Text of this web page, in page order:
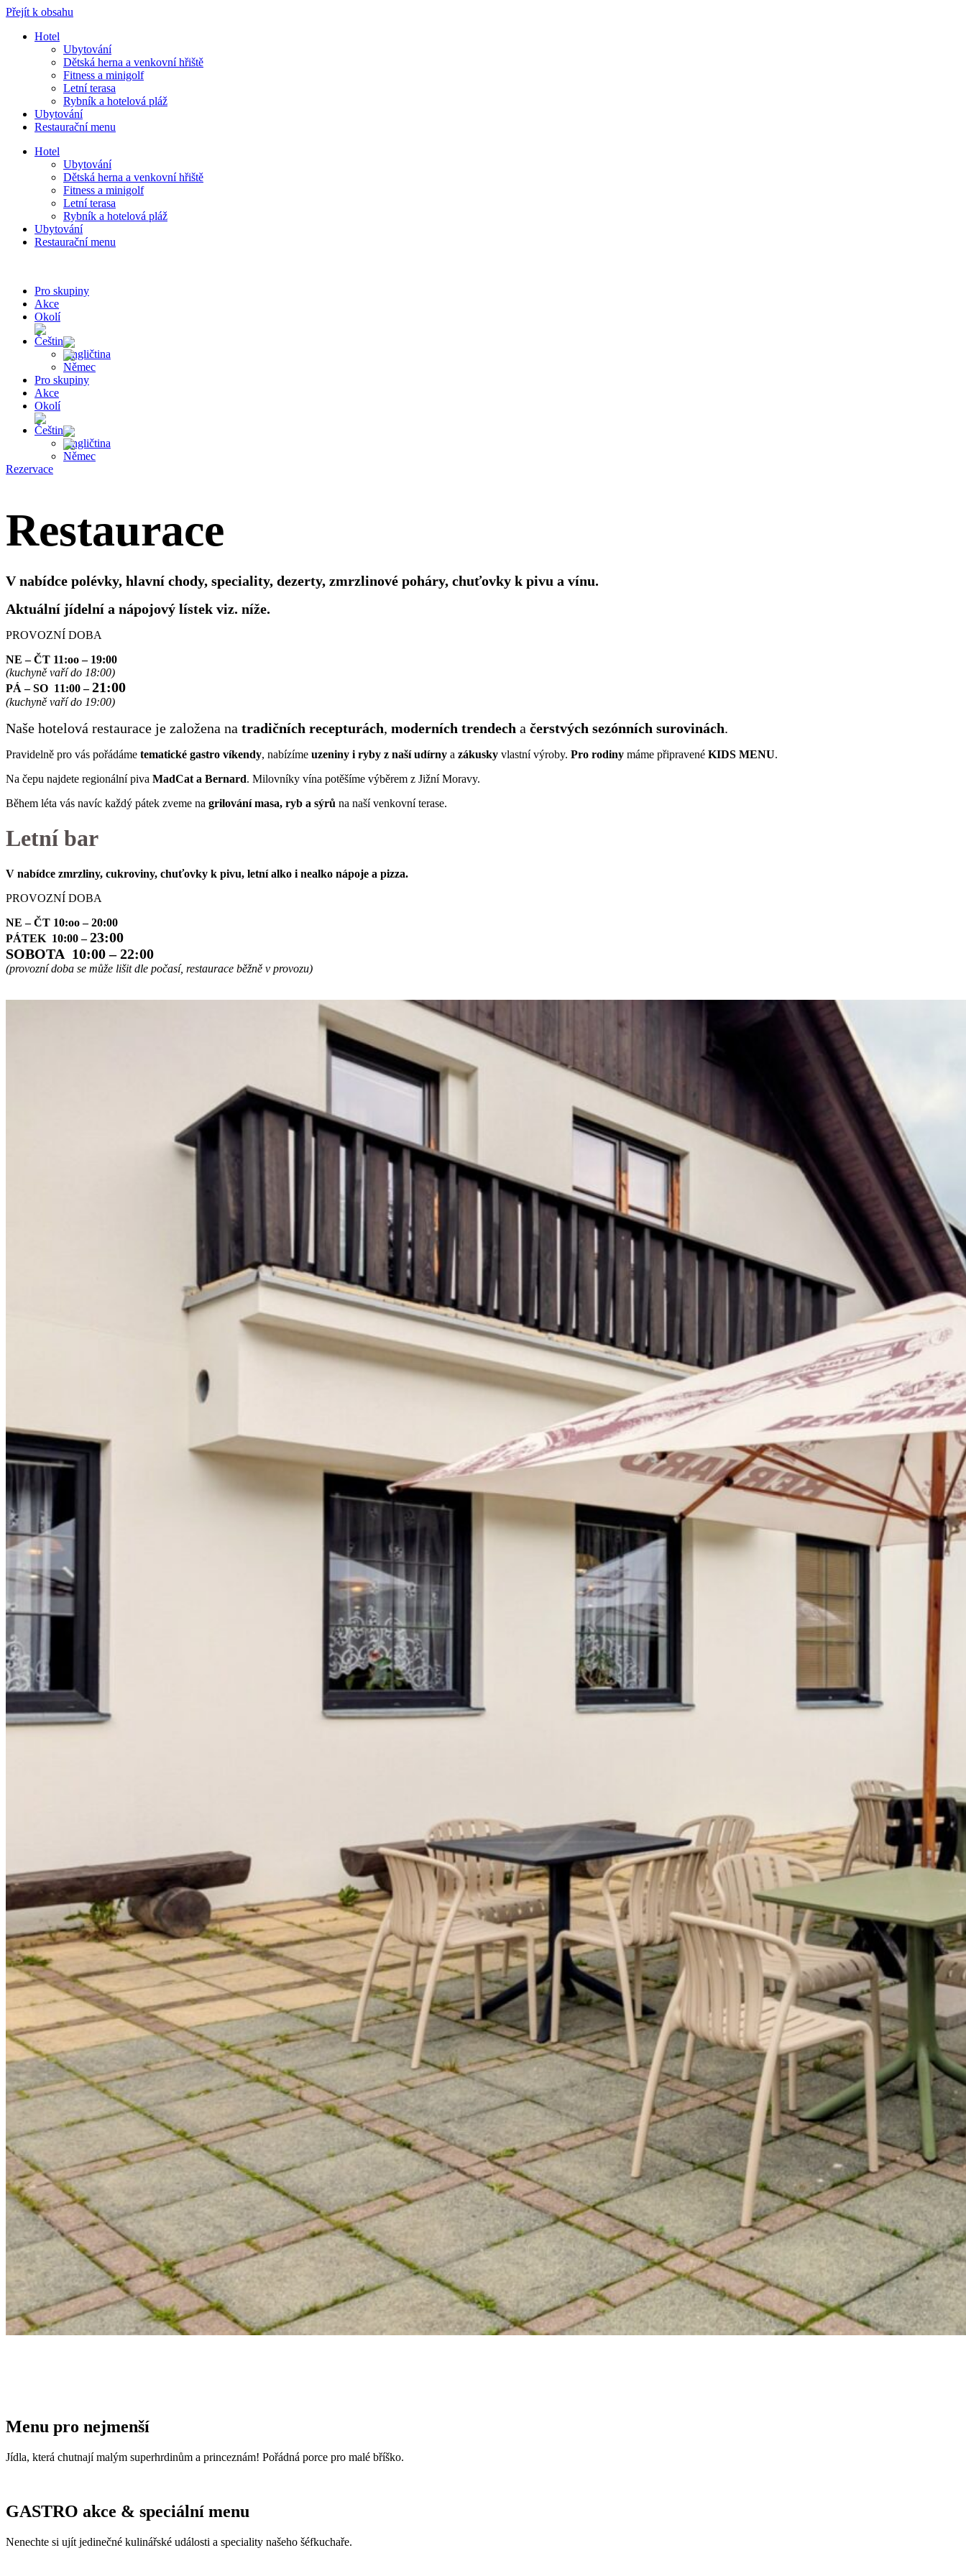
Přejít k obsahu
Hotel
Ubytování
Dětská herna a venkovní hřiště
Fitness a minigolf
Letní terasa
Rybník a hotelová pláž
Ubytování
Restaurační menu
Hotel
Ubytování
Dětská herna a venkovní hřiště
Fitness a minigolf
Letní terasa
Rybník a hotelová pláž
Ubytování
Restaurační menu
Pro skupiny
Akce
Okolí
Pro skupiny
Akce
Okolí
Rezervace
Restaurace
V nabídce polévky, hlavní chody, speciality, dezerty, zmrzlinové poháry, chuťovky k pivu a vínu.
Aktuální jídelní a nápojový lístek viz. níže.
PROVOZNÍ DOBA
NE – ČT 11:oo – 19:00
(kuchyně vaří do 18:00)
PÁ – SO 11:00 –21:00
(kuchyně vaří do 19:00)
Naše hotelová restaurace je založena na tradičních recepturách, moderních trendech a čerstvých sezónních surovinách.
Pravidelně pro vás pořádáme tematické gastro víkendy, nabízíme uzeniny i ryby z naší udírny a zákusky vlastní výroby. Pro rodiny máme připravené KIDS MENU.
Na čepu najdete regionální piva MadCat a Bernard. Milovníky vína potěšíme výběrem z Jižní Moravy.
Během léta vás navíc každý pátek zveme na grilování masa, ryb a sýrů na naší venkovní terase.
Letní bar
V nabídce zmrzliny, cukroviny, chuťovky k pivu, letní alko i nealko nápoje a pizza.
PROVOZNÍ DOBA
NE – ČT 10:oo – 20:00
PÁTEK 10:00 –23:00
SOBOTA 10:00 –22:00
(provozní doba se může lišit dle počasí, restaurace běžně v provozu)
Menu pro nejmenší
Jídla, která chutnají malým superhrdinům a princeznám! Pořádná porce pro malé bříško.
GASTRO akce & speciální menu
Nenechte si ujít jedinečné kulinářské události a speciality našeho šéfkuchaře.